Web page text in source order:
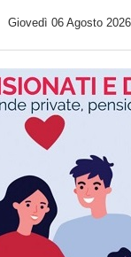
una variante
Giovedì 06 Agosto 2026